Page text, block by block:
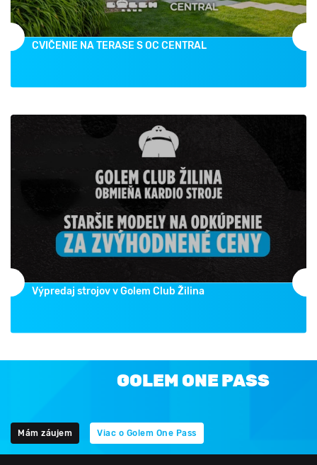
CVIČENIE NA TERASE S OC CENTRAL
Výpredaj strojov v Golem Club Žilina
GOLEM ONE PASS
Mám záujem Viac o Golem One Pass